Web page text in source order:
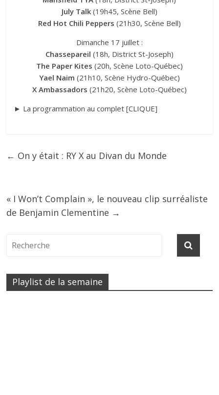
July Talk(19h45, Scène Bell)
Red Hot Chili Peppers (21h30, Scène Bell)
Dimanche 17 juillet :
Chassepareil (18h, District St-Joseph)
The Paper Kites (20h, Scène Loto-Québec)
Yael Naim (21h10, Scène Hydro-Québec)
X Ambassadors (21h20, Scène Loto-Québec)
► La programmation au complet [CLIQUE]
← On y était : RY X au Divan du Monde
« I Won’t Complain », le nouveau clip surréaliste
de Benjamin Clementine →
Playlist de la semaine